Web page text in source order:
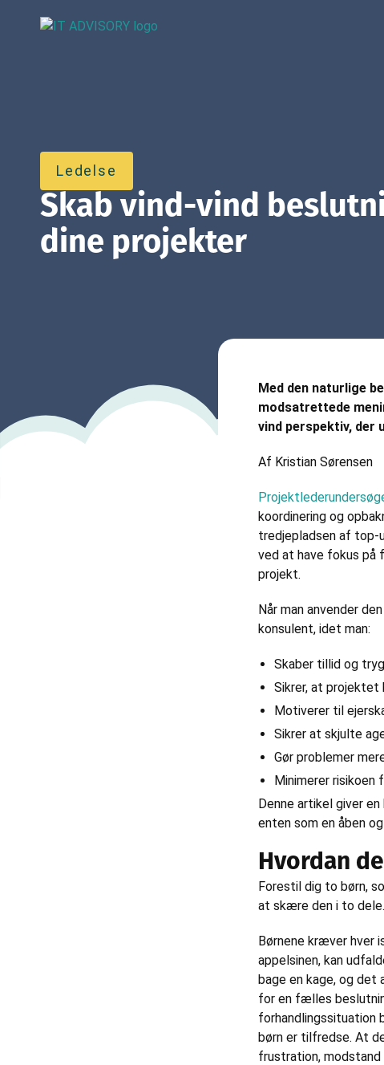
Ledelse
Skab vind-vind
dine projekter
Med den naturlige
modsatrettede
vind perspektiv, der
Af Kristian Sørensen
koordinering og
tredjepladsen af top-
ved at have fokus på
projekt.
Når man anvender
konsulent, idet man:
Skaber tillid og
Sikrer, at
Motiverer til
Sikrer at skjulte
Gør problemer
Minimerer
Denne artikel giver
enten som en åben
Hvordan
Forestil dig to børn,
at skære den i to
Børnene kræver hver
appelsinen, kan
bage en kage, og det
for en fælles
forhandlingssituation
børn er tilfredse. At
frustration,